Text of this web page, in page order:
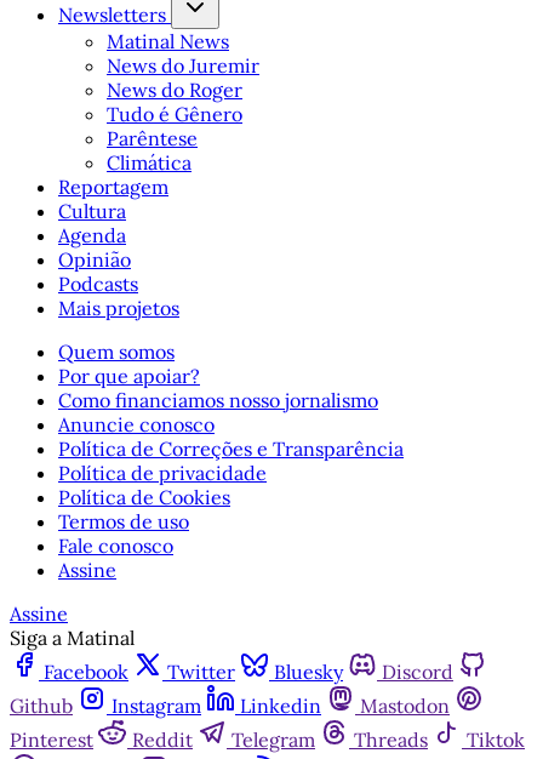
Newsletters
Matinal News
News do Juremir
News do Roger
Tudo é Gênero
Parêntese
Climática
Reportagem
Cultura
Agenda
Opinião
Podcasts
Mais projetos
Quem somos
Por que apoiar?
Como financiamos nosso jornalismo
Anuncie conosco
Política de Correções e Transparência
Política de privacidade
Política de Cookies
Termos de uso
Fale conosco
Assine
Assine
Siga a Matinal
Facebook
Twitter Bluesky
Discord
Github
Instagram Linkedin
Mastodon
Pinterest
Reddit Telegram Threads
Tiktok